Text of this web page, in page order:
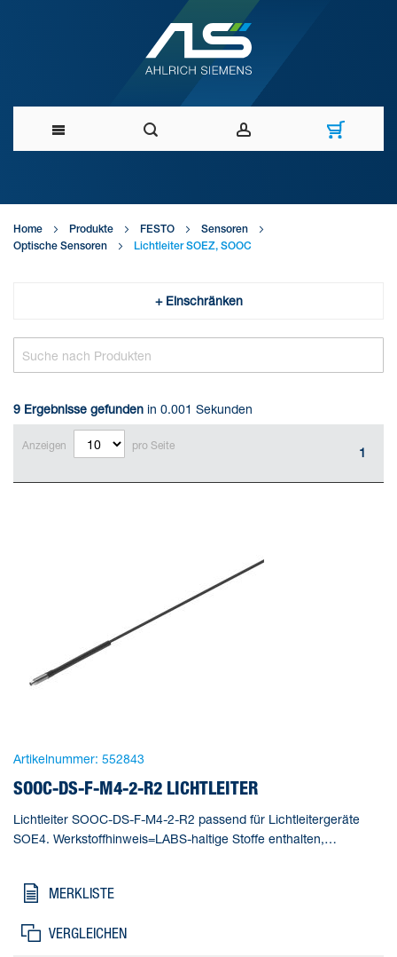
zum
Inhalt
Home Produkte FESTO
Sensoren
Optische Sensoren
Lichtleiter SOEZ, SOOC
+ Einschränken
9 Ergebnisse gefunden in 0.001 Sekunden
Anzeigen pro Seite 1
Artikelnummer: 552843
SOOC-DS-F-M4-2-R2 LICHTLEITER
Lichtleiter SOOC-DS-F-M4-2-R2 passend für Lichtleitergeräte
SOE4. Werkstoffhinweis=LABS-haltige Stoffe enthalten,
Reichweite=130 mm
MERKLISTE
VERGLEICHEN